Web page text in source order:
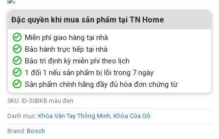
Đặc quyền khi mua sản phẩm tại TN Home
Miễn phí giao hàng tại nhà
Bảo hành trực tiếp tại nhà
Bảo trì định kỳ miễn phí theo lịch
1 đổi 1 nếu sản phẩm bị lỗi trong 7 ngày
Sản phẩm chính hãng đầy đủ hóa đơn chứng từ
SKU: ID-30BKB màu đen
Danh mục: Khóa Vân Tay Thông Minh, Khóa Cửa Gỗ
Brand: Bosch